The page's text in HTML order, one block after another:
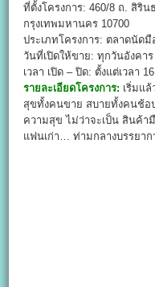
ที่ตั้งโครงการ: 460/8 ถ. สิริ
กรุงเทพมหานคร 10700
ประเภทโครงการ: ตลาดนัดมื
วันที่เปิดให้ขาย: ทุกวันอังคา
เวลา เปิด – ปิด: ตั้งแต่เวลา
รายละเอียดโครงการ: เริ่มแ
สุขทั้งคนขาย สบายทั้งคนช้อ
ความสุข ไม่ว่าจะเป็น สินค้า
แฟนเก่า… ท่ามกลางบรรยา